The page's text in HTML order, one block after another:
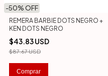
-50% OFF
REMERA BARBIE DOTS NEGRO +
KEN DOTS NEGRO
$43.83 USD
$87.67 USD
Comprar